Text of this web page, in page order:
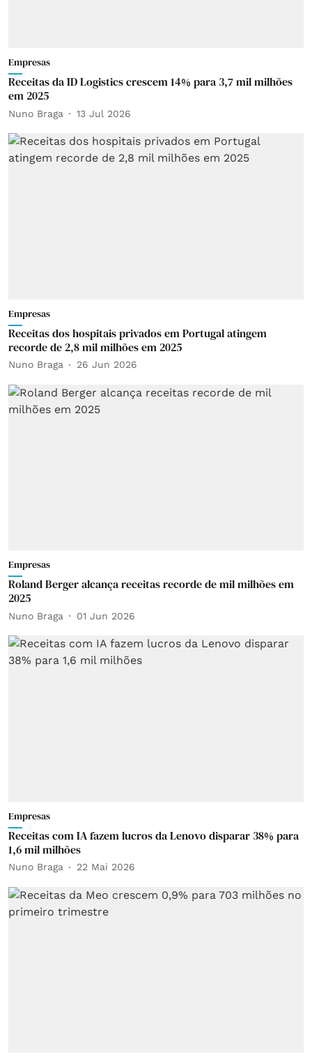
Empresas
Receitas da ID Logistics crescem 14% para 3,7 mil milhões
em 2025
Nuno Braga 13 Jul 2026
Empresas
Receitas dos hospitais privados em Portugal atingem
recorde de 2,8 mil milhões em 2025
Nuno Braga 26 Jun 2026
Empresas
Roland Berger alcança receitas recorde de mil milhões em
2025
Nuno Braga 01 Jun 2026
Empresas
Receitas com IA fazem lucros da Lenovo disparar 38% para
1,6 mil milhões
Nuno Braga 22 Mai 2026